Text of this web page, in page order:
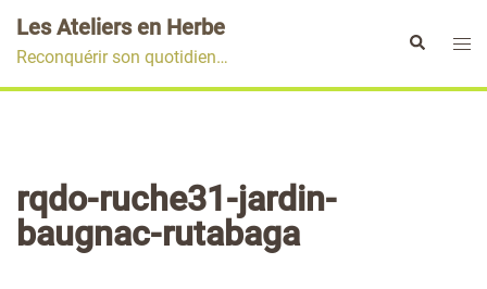
au
contenu
Les Ateliers en Herbe
Reconquérir son quotidien…
Rechercher
rqdo-ruche31-jardin-
baugnac-rutabaga